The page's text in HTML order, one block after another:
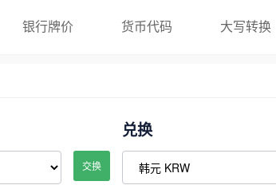
银行牌价 货币代码 大写转换
交换
兑换